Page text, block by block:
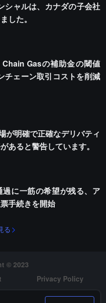
シャルは、カナダの子会社
した。
Gasの補助金の閾値
チェーン取引コストを削減
が明確で正確なデリバティ
あると警告しています。
過に一筋の希望が残る、ア
手続きを開始
る
© 2023
Privacy Policy